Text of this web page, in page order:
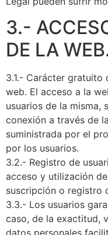
3.-
DE LA
3.1.- Carácter
web. El acceso a la
usuarios de la misma,
conexión a través de
suministrada por el
por los usuarios.
3.2.- Registro de
acceso y utilización
suscripción o registro
3.3.- Los usuarios
caso, de la exactitud,